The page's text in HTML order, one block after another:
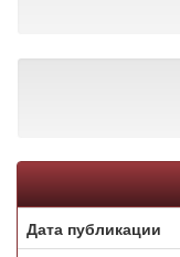
Дата публикации